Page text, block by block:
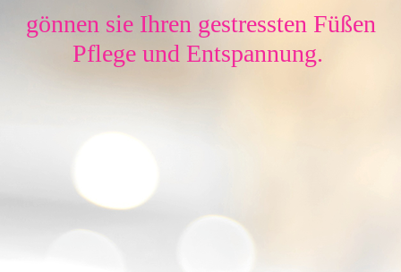
gönnen sie Ihren gestressten Füßen
Pflege und Entspannung.